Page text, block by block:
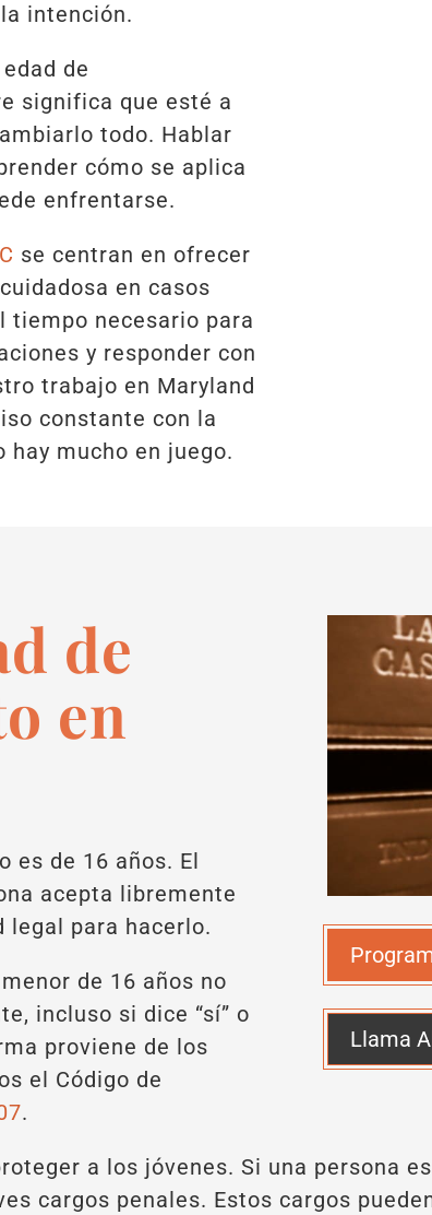
intención.
de
significa que esté a
todo. Hablar
cómo se aplica
enfrentarse.
se centran en ofrecer
en casos
tiempo necesario para
y responder con
trabajo en Maryland
constante con la
mucho en juego.
de
en
es de 16 años. El
acepta libremente
legal para hacerlo.
de 16 años no
incluso si dice “sí” o
proviene de los
el Código de
.
Llama
a los jóvenes. Si una persona
cargos penales. Estos cargos